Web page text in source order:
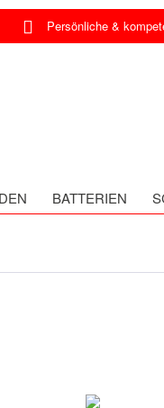
Persönliche &
BATTERIEN